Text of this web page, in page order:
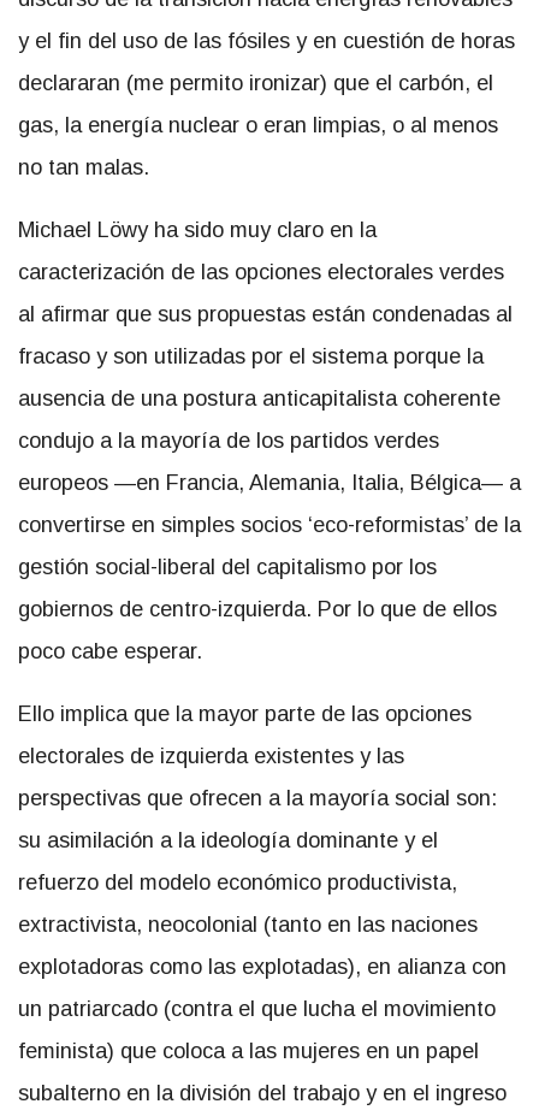
y el fin del uso de las fósiles y en cuestión de horas
declararan (me permito ironizar) que el carbón, el
gas, la energía nuclear o eran limpias, o al menos
no tan malas.
Michael Löwy ha sido muy claro en la
caracterización de las opciones electorales verdes
al afirmar que sus propuestas están condenadas al
fracaso y son utilizadas por el sistema porque la
ausencia de una postura anticapitalista coherente
condujo a la mayoría de los partidos verdes
europeos —en Francia, Alemania, Italia, Bélgica— a
convertirse en simples socios ‘eco-reformistas’ de la
gestión social-liberal del capitalismo por los
gobiernos de centro-izquierda. Por lo que de ellos
poco cabe esperar.
Ello implica que la mayor parte de las opciones
electorales de izquierda existentes y las
perspectivas que ofrecen a la mayoría social son:
su asimilación a la ideología dominante y el
refuerzo del modelo económico productivista,
extractivista, neocolonial (tanto en las naciones
explotadoras como las explotadas), en alianza con
un patriarcado (contra el que lucha el movimiento
feminista) que coloca a las mujeres en un papel
subalterno en la división del trabajo y en el ingreso